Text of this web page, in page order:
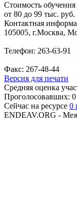
Стоимость обучения
от 80 до 99 тыс. руб.
Контактная
105005, г.Москва,
Телефон: 263-63-91
Факс: 267-48-44
Версия для печати
Средняя оценка
Проголосовавших: 0
Сейчас на ресурсе 0
ENDEAV.ORG -